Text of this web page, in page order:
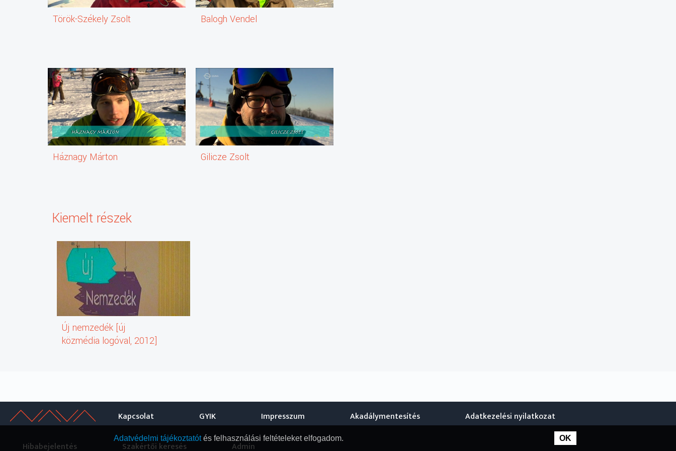
Török-Székely Zsolt
Háznagy Márton
Balogh Vendel
Gilicze Zsolt
Kiemelt részek
Új nemzedék [új
közmédia logóval, 2012]
Kapcsolat GYIK Impresszum Akadálymentesítés Adatkezelési nyilatkozat
Hibabejelentés Szakértői keresés Admin
Adatvédelmi tájékoztatótés felhasználási feltételeket elfogadom. OK